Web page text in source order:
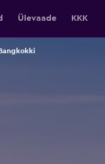
Ülevaade KKK